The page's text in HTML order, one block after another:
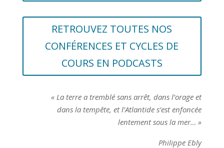
RETROUVEZ TOUTES NOS
CONFÉRENCES ET CYCLES DE
COURS EN PODCASTS
« La terre a tremblé sans arrêt, dans l’orage et
dans la tempête,et l’Atlantide s’est enfoncée
lentement sous la mer… »
Philippe Ebly